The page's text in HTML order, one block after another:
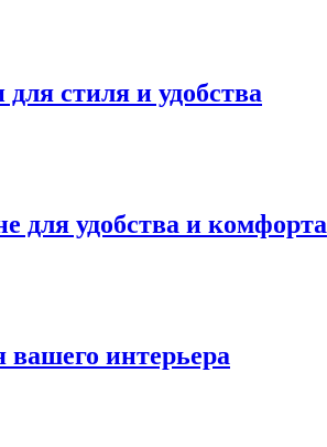
стиля и удобства
для удобства и комфорта
интерьера